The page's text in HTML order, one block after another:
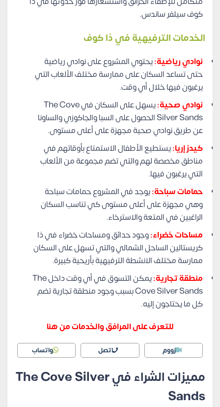
كوف سيلفر ساندس.
الخدمات الترفيهية في ذا كوف
نوادي رياضية:يحتوي المشروع على نوادي رياضية
حتى تساعد السكان على ممارسة مختلف الألعاب التي
يرغبون فيها خلال أي وقت.
نوادي صحية:
يسهل على السكان في The Cove
Silver Sands الحصول على السبا والجاكوزي والساونا
عن طريق نوادي صحية مجهزة على أعلى مستوى.
كيدز إريا:يستطيع الأطفال الاستمتاع بأوقاتهم في
مناطق مخصصة لهم والتي تضم مجموعة من الألعاب
التي يرغبون فيها.
حمامات سباحة:يوجد في المشروع حمامات سباحة
وهي مجهزة على أعلى مستوى كي تناسب السكان
الراغبين في المتعة والاسترخاء.
مساحات خضراء:وجود حدائق ومساحات خضراء في ذا
كريستالين الساحل الشمالي والتي تسهل على السكان
ممارسة مختلف الانشطة الترفيهية بأريحية كبيرة.
منطقة تجارية:
يمكن التسوق في أي وقت داخل The
Cove Silver Sands بسبب وجود منطقة تجارية تضم
كل ما يحتاجون إليه.
للتعرف على المرافق والخدمات من هنا
زووم اتصل واتساب
مميزات الشراء في The Cove Silver
Sands